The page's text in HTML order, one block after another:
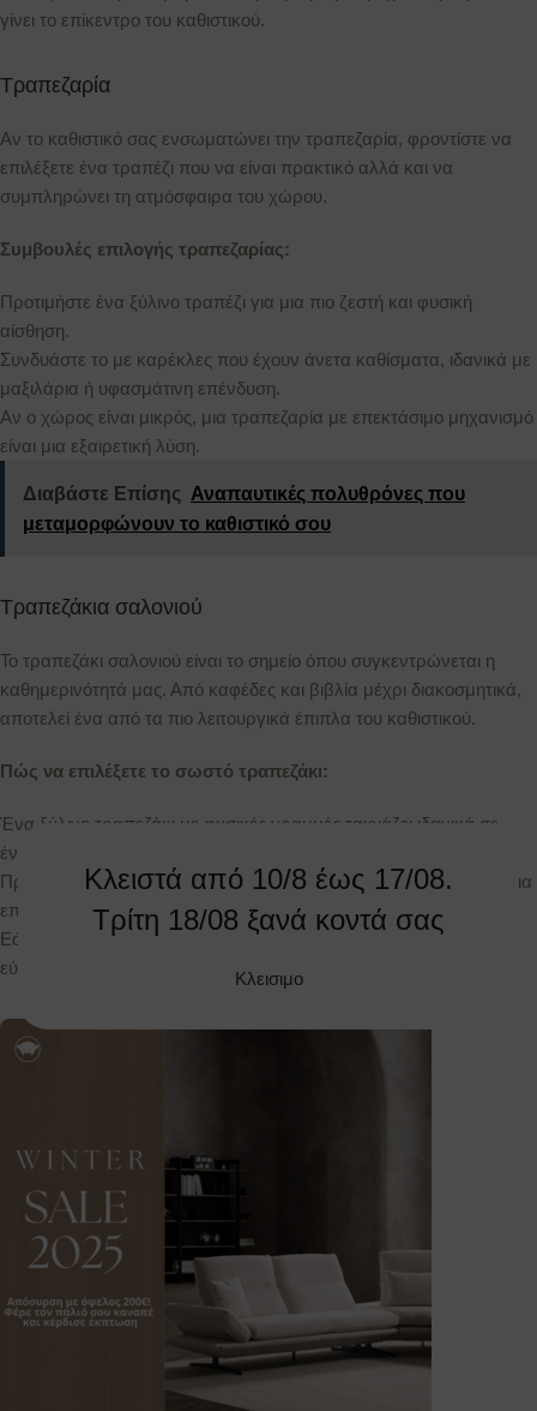
Κλειστά από 10/8 έως 17/08.
Τρίτη 18/08 ξανά κοντά σας
Κλεισιμο
γίνει το επίκεντρο του καθιστικού.
Τραπεζαρία
Αν το καθιστικό σας ενσωματώνει την τραπεζαρία, φροντίστε να
επιλέξετε ένα τραπέζι που να είναι πρακτικό αλλά και να
συμπληρώνει τη ατμόσφαιρα του χώρου.
Συμβουλές επιλογής τραπεζαρίας:
Προτιμήστε ένα ξύλινο τραπέζι για μια πιο ζεστή και φυσική
αίσθηση.
Συνδυάστε το με καρέκλες που έχουν άνετα καθίσματα, ιδανικά με
μαξιλάρια ή υφασμάτινη επένδυση.
Αν ο χώρος είναι μικρός, μια τραπεζαρία με επεκτάσιμο μηχανισμό
είναι μια εξαιρετική λύση.
Διαβάστε Επίσης Αναπαυτικές πολυθρόνες που
μεταμορφώνουν το καθιστικό σου
Τραπεζάκια σαλονιού
Το τραπεζάκι σαλονιού είναι το σημείο όπου συγκεντρώνεται η
καθημερινότητά μας. Από καφέδες και βιβλία μέχρι διακοσμητικά,
αποτελεί ένα από τα πιο λειτουργικά έπιπλα του καθιστικού.
Πώς να επιλέξετε το σωστό τραπεζάκι:
Ένα ξύλινο τραπεζάκι με φυσικές γραμμές ταιριάζει ιδανικά σε
έναν cozy χώρο.
Προτιμήστε τραπεζάκια με ενσωματωμένο αποθηκευτικό χώρο για
επιπλέον πρακτικότητα.
Εάν έχετε γωνιακό καναπέ, επιλέξτε ένα τραπεζάκι που να είναι
εύκολα προσβάσιμο από όλες τις πλευρές.